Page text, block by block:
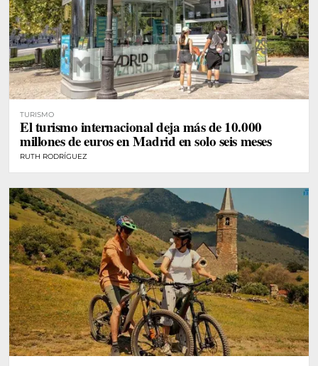
TURISMO
El turismo internacional deja más de 10.000
millones de euros en Madrid en solo seis meses
RUTH RODRÍGUEZ